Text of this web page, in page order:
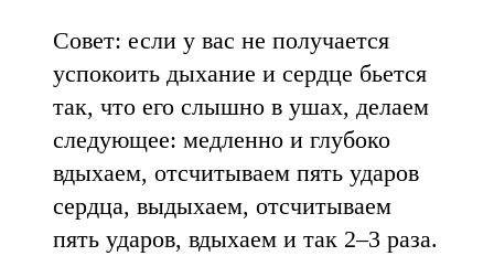
Совет: если у вас не получается
успокоить дыхание и сердце бьется
так, что его слышно в ушах, делаем
следующее: медленно и глубоко
вдыхаем, отсчитываем пять ударов
сердца, выдыхаем, отсчитываем
пять ударов, вдыхаем и так 2–3 раза.